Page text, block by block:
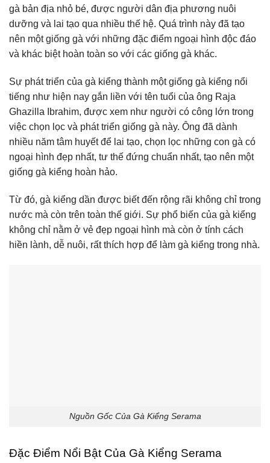
gà bản địa nhỏ bé, được người dân địa phương nuôi
dưỡng và lai tạo qua nhiều thế hệ. Quá trình này đã tạo
nên một giống gà với những đặc điểm ngoại hình độc đáo
và khác biệt hoàn toàn so với các giống gà khác.
Sự phát triển của gà kiểng thành một giống gà kiểng nổi
tiếng như hiện nay gắn liền với tên tuổi của ông Raja
Ghazilla Ibrahim, được xem như người có công lớn trong
việc chọn lọc và phát triển giống gà này. Ông đã dành
nhiều năm tâm huyết để lai tạo, chọn lọc những con gà có
ngoại hình đẹp nhất, tư thế đứng chuẩn nhất, tạo nên một
giống gà kiểng hoàn hảo.
Từ đó, gà kiểng dần được biết đến rộng rãi không chỉ trong
nước mà còn trên toàn thế giới. Sự phổ biến của gà kiểng
không chỉ nằm ở vẻ đẹp ngoại hình mà còn ở tính cách
hiền lành, dễ nuôi, rất thích hợp để làm gà kiểng trong nhà.
Nguồn Gốc Của Gà Kiểng Serama
Đặc Điểm Nổi Bật Của Gà Kiểng Serama